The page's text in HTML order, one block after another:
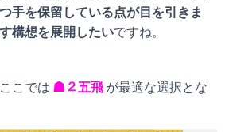
手を保留している点が目を引きま
構想を展開したいですね。
こでは ☗２五飛 が最適な選択とな